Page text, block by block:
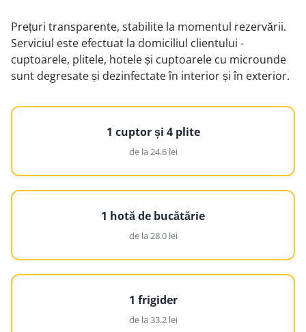
Prețuri transparente, stabilite la momentul rezervării.
Serviciul este efectuat la domiciliul clientului -
cuptoarele, plitele, hotele și cuptoarele cu microunde
sunt degresate și dezinfectate în interior și în exterior.
1 cuptor și 4 plite
de la 24.6 lei
1 hotă de bucătărie
de la 28.0 lei
1 frigider
de la 33.2 lei